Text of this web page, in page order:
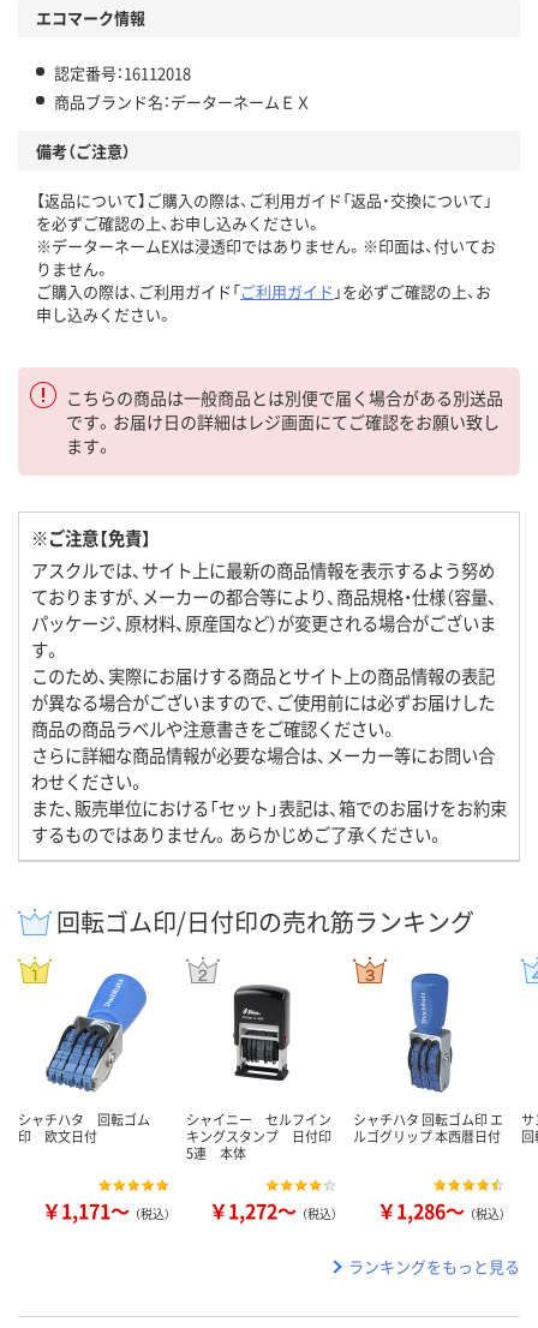
エコマーク情報
認定番号：16112018
商品ブランド名：データーネームＥＸ
備考（ご注意）
【返品について】ご購入の際は、ご利用ガイド「返品・交換について」
を必ずご確認の上、お申し込みください。
※データーネームEXは浸透印ではありません。※印面は、付いてお
りません。
ご購入の際は、ご利用ガイド「ご利用ガイド 」を必ずご確認の上、お
申し込みください。
こちらの商品は一般商品とは別便で届く場合がある別送品
です。お届け日の詳細はレジ画面にてご確認をお願い致し
ます。
※ご注意【免責】
アスクルでは、サイト上に最新の商品情報を表示するよう努め
ておりますが、メーカーの都合等により、商品規格・仕様（容量、
パッケージ、原材料、原産国など）が変更される場合がございま
す。
このため、実際にお届けする商品とサイト上の商品情報の表記
が異なる場合がございますので、ご使用前には必ずお届けした
商品の商品ラベルや注意書きをご確認ください。
さらに詳細な商品情報が必要な場合は、メーカー等にお問い合
わせください。
また、販売単位における「セット」表記は、箱でのお届けをお約束
するものではありません。あらかじめご了承ください。
回転ゴム印/日付印の売れ筋ランキング
シャチハタ 回転ゴム
印 欧文日付
￥1,171～ （税込）
シャイニー セルフイン
キングスタンプ 日付印
5連 本体
￥1,272～ （税込）
シャチハタ 回転ゴム印 エ
ルゴグリップ 本西暦日付
￥1,286～ （税込）
ランキングをもっと見る